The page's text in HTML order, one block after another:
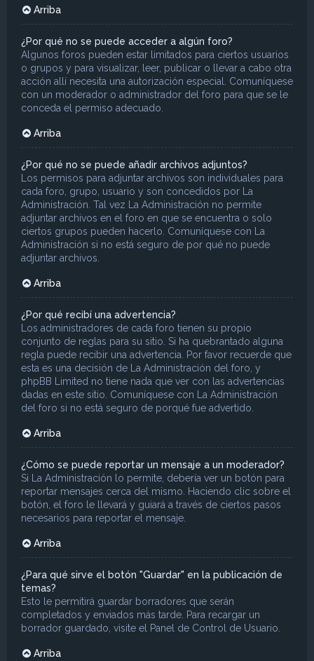
Arriba
¿Por qué no se puede acceder a algún foro?
Algunos foros pueden estar limitados para ciertos usuarios
o grupos y para visualizar, leer, publicar o llevar a cabo otra
acción allí necesita una autorización especial. Comuníquese
con un moderador o administrador del foro para que se le
conceda el permiso adecuado.
Arriba
¿Por qué no se puede añadir archivos adjuntos?
Los permisos para adjuntar archivos son individuales para
cada foro, grupo, usuario y son concedidos por La
Administración. Tal vez La Administración no permite
adjuntar archivos en el foro en que se encuentra o solo
ciertos grupos pueden hacerlo. Comuníquese con La
Administración si no está seguro de por qué no puede
adjuntar archivos.
Arriba
¿Por qué recibí una advertencia?
Los administradores de cada foro tienen su propio
conjunto de reglas para su sitio. Si ha quebrantado alguna
regla puede recibir una advertencia. Por favor recuerde que
esta es una decisión de La Administración del foro, y
phpBB Limited no tiene nada que ver con las advertencias
dadas en este sitio. Comuníquese con La Administración
del foro si no está seguro de porqué fue advertido.
Arriba
¿Cómo se puede reportar un mensaje a un moderador?
Si La Administración lo permite, debería ver un botón para
reportar mensajes cerca del mismo. Haciendo clic sobre el
botón, el foro le llevará y guiará a través de ciertos pasos
necesarios para reportar el mensaje.
Arriba
¿Para qué sirve el botón "Guardar" en la publicación de
temas?
Esto le permitirá guardar borradores que serán
completados y enviados más tarde. Para recargar un
borrador guardado, visite el Panel de Control de Usuario.
Arriba